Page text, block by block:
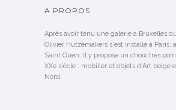
A PROPOS
Après avoir tenu une galerie à Bruxelles
Olivier Hutzemakers s'est installé à Paris,
Saint Ouen. Il y propose un choix très
XXe siècle : mobilier et objets d'Art belge
Nord.